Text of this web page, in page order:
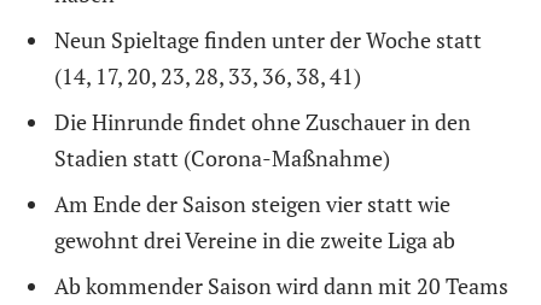
Neun Spieltage finden unter der Woche statt
(14, 17, 20, 23, 28, 33, 36, 38, 41)
Die Hinrunde findet ohne Zuschauer in den
Stadien statt (Corona-Maßnahme)
Am Ende der Saison steigen vier statt wie
gewohnt drei Vereine in die zweite Liga ab
Ab kommender Saison wird dann mit 20 Teams